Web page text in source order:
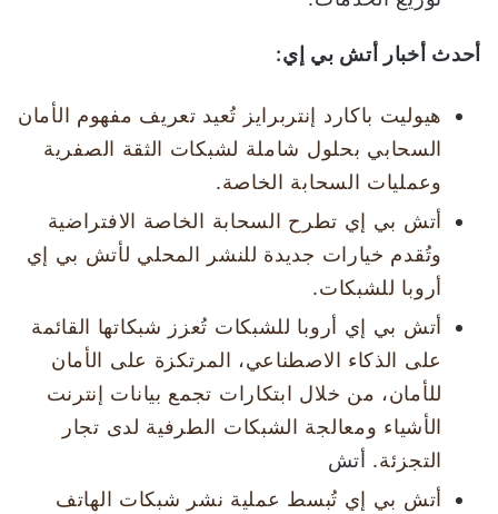
أحدث أخبار أتش بي إي:
هيوليت باكارد إنتربرايز تُعيد تعريف مفهوم الأمان
السحابي بحلول شاملة لشبكات الثقة الصفرية
وعمليات السحابة الخاصة.
أتش بي إي تطرح السحابة الخاصة الافتراضية
وتُقدم خيارات جديدة للنشر المحلي لأتش بي إي
أروبا للشبكات.
أتش بي إي أروبا للشبكات تُعزز شبكاتها القائمة
على الذكاء الاصطناعي، المرتكزة على الأمان
للأمان، من خلال ابتكارات تجمع بيانات إنترنت
الأشياء ومعالجة الشبكات الطرفية لدى تجار
التجزئة. أتش
أتش بي إي تُبسط عملية نشر شبكات الهاتف